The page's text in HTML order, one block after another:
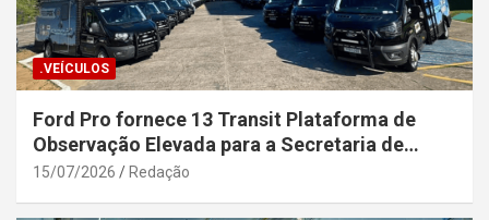
.VEÍCULOS
Ford Pro fornece 13 Transit Plataforma de
Observação Elevada para a Secretaria de
Segurança Pública da Bahia
15/07/2026 Redação